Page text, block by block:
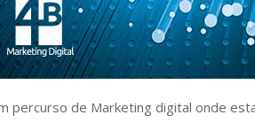
percurso de Marketing digital onde